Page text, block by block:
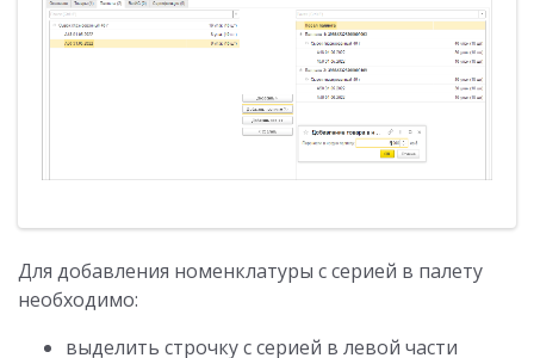
Для добавления номенклатуры с серией в палету
необходимо:
выделить строчку с серией в левой части